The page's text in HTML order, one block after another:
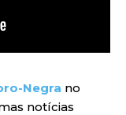
Negra no
notícias